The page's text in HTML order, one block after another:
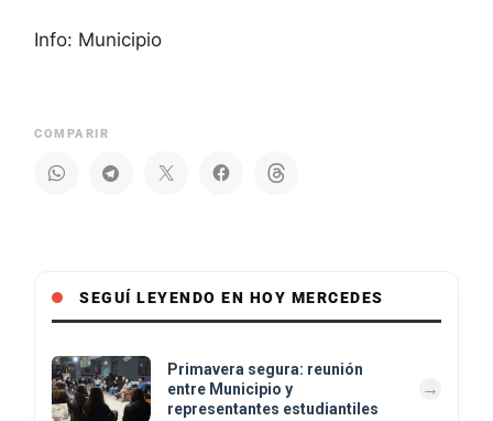
Info: Municipio
COMPARIR
SEGUÍ LEYENDO EN HOY MERCEDES
Primavera segura: reunión
entre Municipio y
representantes estudiantiles